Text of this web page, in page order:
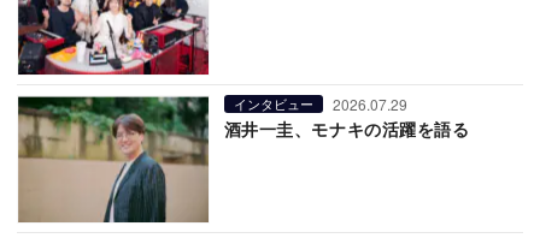
インタビュー 2026.07.29
酒井一圭、モナキの活躍を語る